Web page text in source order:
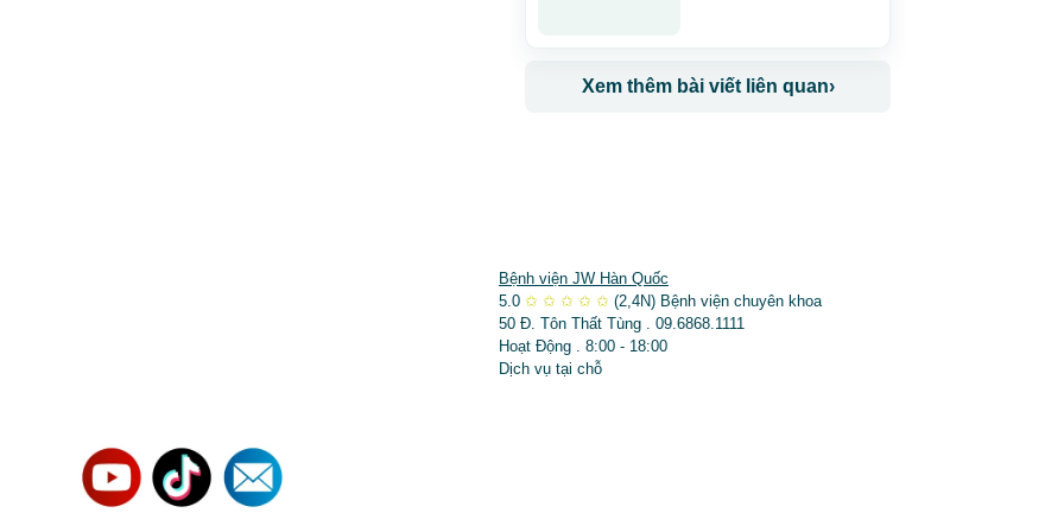
Xem thêm bài viết liên quan›
Bệnh viện JW Hàn Quốc
5.0 ✩ ✩ ✩ ✩ ✩ (2,4N) Bệnh viện chuyên khoa
50 Đ. Tôn Thất Tùng . 09.6868.1111
Hoạt Động . 8:00 - 18:00
Dịch vụ tại chỗ